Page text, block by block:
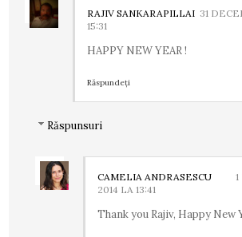
RAJIV SANKARAPILLAI 31
15:31
HAPPY NEW YEAR !
Răspundeți
Răspunsuri
CAMELIA ANDRASESCU
2014 LA 13:41
Thank you Rajiv, Happy New